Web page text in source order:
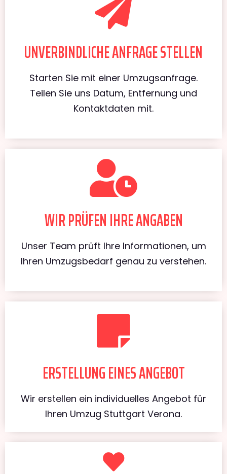
UNVERBINDLICHE ANFRAGE STELLEN
Starten Sie mit einer Umzugsanfrage.
Teilen Sie uns Datum, Entfernung und
Kontaktdaten mit.
WIR PRÜFEN IHRE ANGABEN
Unser Team prüft Ihre Informationen, um
Ihren Umzugsbedarf genau zu verstehen.
ERSTELLUNG EINES ANGEBOT
Wir erstellen ein individuelles Angebot für
Ihren Umzug Stuttgart Verona.